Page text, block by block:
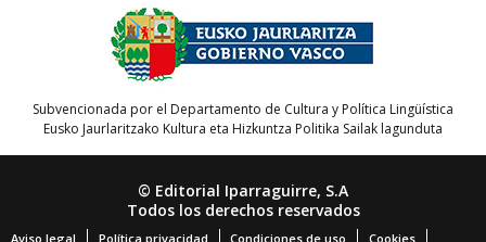
Subvencionada por el Departamento de Cultura y Política Lingüística
Eusko Jaurlaritzako Kultura eta Hizkuntza Politika Sailak lagunduta
© Editorial Iparraguirre, S.A
Todos los derechos reservados
Aviso legal Política privacidad Condiciones de uso Cookies